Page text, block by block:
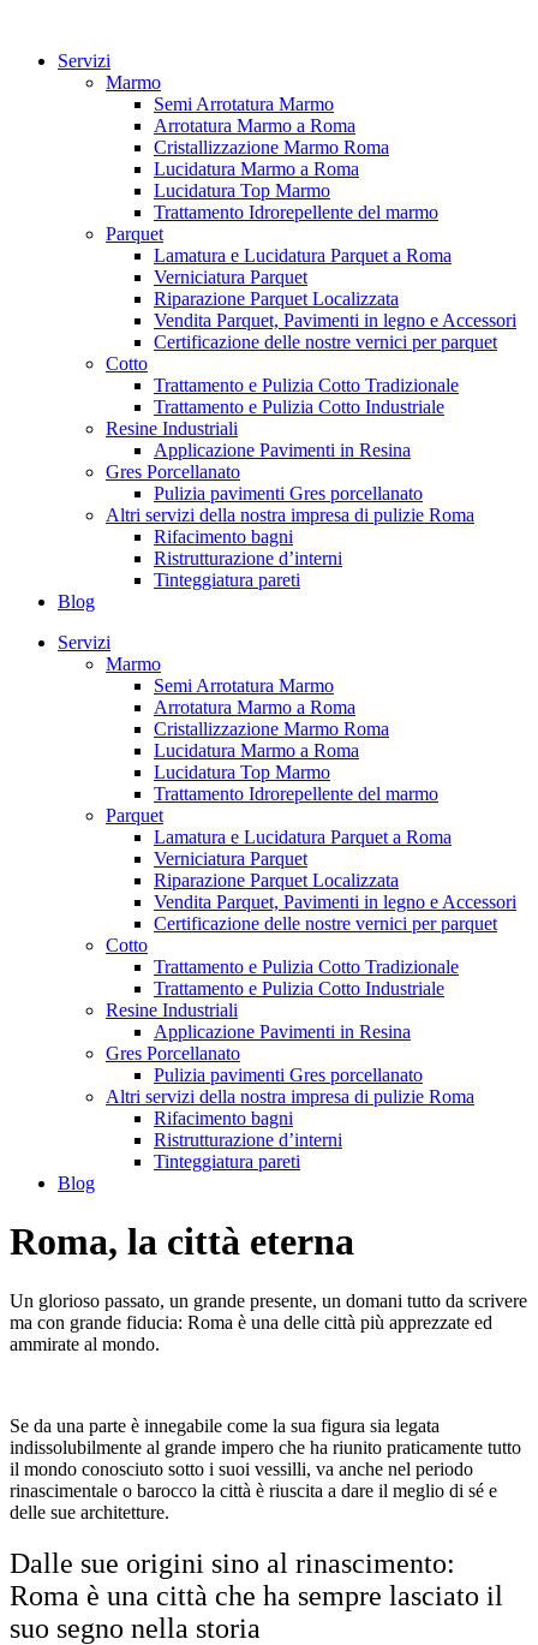
contenutoServizi
Marmo
Semi Arrotatura Marmo
Arrotatura Marmo a Roma
Cristallizzazione Marmo Roma
Lucidatura Marmo a Roma
Lucidatura Top Marmo
Trattamento Idrorepellente del marmo
Parquet
Lamatura e Lucidatura Parquet a Roma
Verniciatura Parquet
Riparazione Parquet Localizzata
Vendita Parquet, Pavimenti in legno e Accessori
Certificazione delle nostre vernici per parquet
Cotto
Trattamento e Pulizia Cotto Tradizionale
Trattamento e Pulizia Cotto Industriale
Resine Industriali
Applicazione Pavimenti in Resina
Gres Porcellanato
Pulizia pavimenti Gres porcellanato
Altri servizi della nostra impresa di pulizie Roma
Rifacimento bagni
Ristrutturazione d’interni
Tinteggiatura pareti
Blog
Servizi
Marmo
Semi Arrotatura Marmo
Arrotatura Marmo a Roma
Cristallizzazione Marmo Roma
Lucidatura Marmo a Roma
Lucidatura Top Marmo
Trattamento Idrorepellente del marmo
Parquet
Lamatura e Lucidatura Parquet a Roma
Verniciatura Parquet
Riparazione Parquet Localizzata
Vendita Parquet, Pavimenti in legno e Accessori
Certificazione delle nostre vernici per parquet
Cotto
Trattamento e Pulizia Cotto Tradizionale
Trattamento e Pulizia Cotto Industriale
Resine Industriali
Applicazione Pavimenti in Resina
Gres Porcellanato
Pulizia pavimenti Gres porcellanato
Altri servizi della nostra impresa di pulizie Roma
Rifacimento bagni
Ristrutturazione d’interni
Tinteggiatura pareti
Blog
Roma, la città eterna
Un glorioso passato, un grande presente, un domani tutto da scrivere
ma con grande fiducia: Roma è una delle città più apprezzate ed
ammirate al mondo.
Se da una parte è innegabile come la sua figura sia legata
indissolubilmente al grande impero che ha riunito praticamente tutto
il mondo conosciuto sotto i suoi vessilli, va anche nel periodo
rinascimentale o barocco la città è riuscita a dare il meglio di sé e
delle sue architetture.
Dalle sue origini sino al rinascimento:
Roma è una città che ha sempre lasciato il
suo segno nella storia